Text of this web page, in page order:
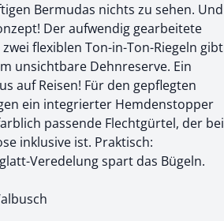
Bermudas nichts zu sehen. Und
Der aufwendig gearbeitete
flexiblen Ton-in-Ton-Riegeln gibt
unsichtbare Dehnreserve. Ein
auf Reisen! Für den gepflegten
ein integrierter Hemdenstopper
passende Flechtgürtel, der bei
inklusive ist. Praktisch:
Veredelung spart das Bügeln.